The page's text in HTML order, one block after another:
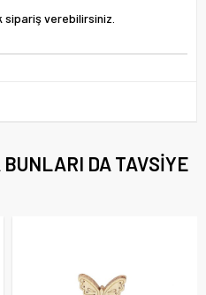
sipariş verebilirsiniz.
BUNLARI DA TAVSIYE